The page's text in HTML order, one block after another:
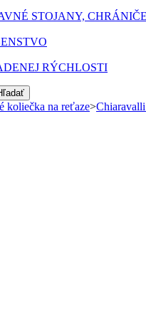
STOJANY, CHRÁNIČE
RÝCHLOSTI
koliečka na reťaze>